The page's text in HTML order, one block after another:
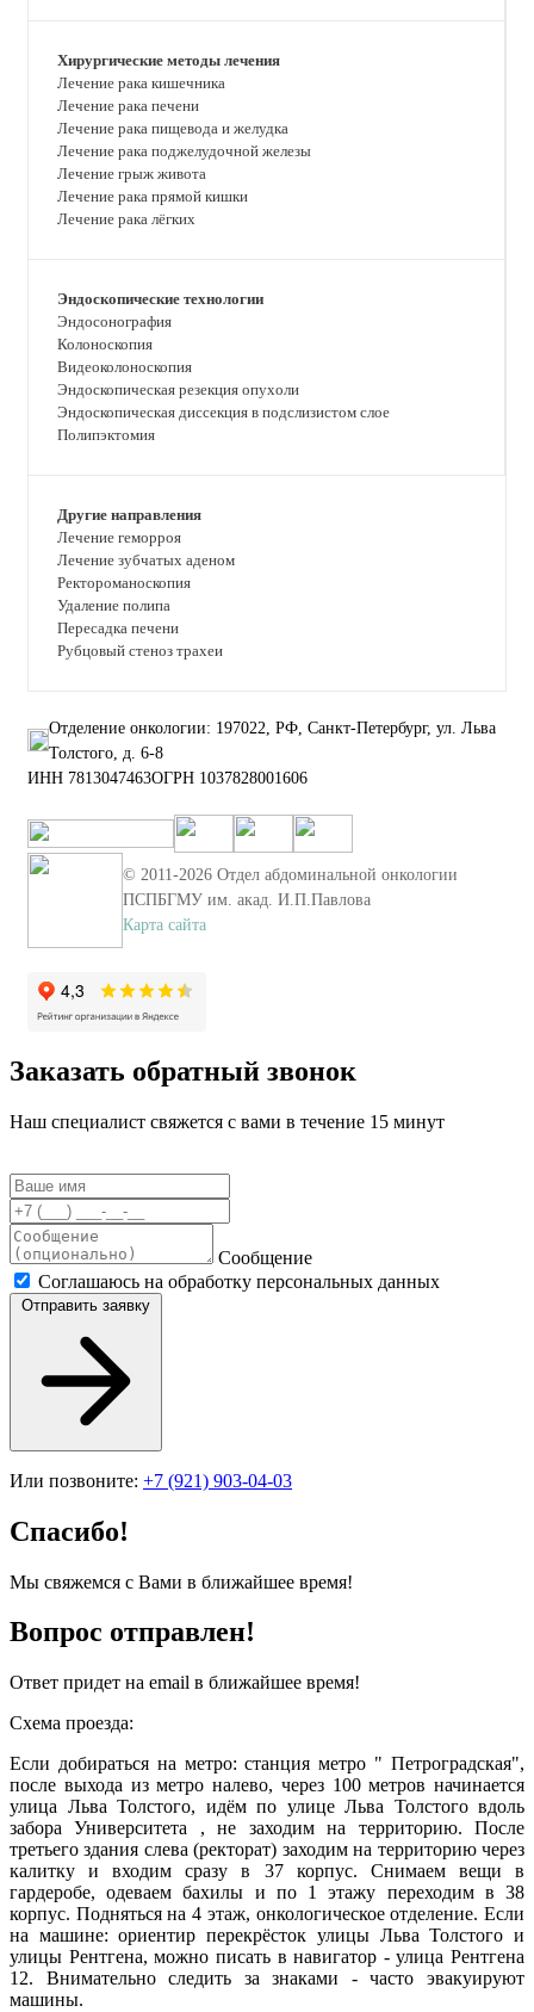
Хирургические методы лечения
Лечение рака кишечника
Лечение рака печени
Лечение рака пищевода и желудка
Лечение рака поджелудочной железы
Лечение грыж живота
Лечение рака прямой кишки
Лечение рака лёгких
Эндоскопические технологии
Эндосонография
Колоноскопия
Видеоколоноскопия
Эндоскопическая резекция опухоли
Эндоскопическая диссекция в подслизистом слое
Полипэктомия
Другие направления
Лечение геморроя
Лечение зубчатых аденом
Ректороманоскопия
Удаление полипа
Пересадка печени
Рубцовый стеноз трахеи
Отделение онкологии: 197022, РФ, Санкт-Петербург, ул. Льва
Толстого, д. 6-8
ИНН 7813047463ОГРН 1037828001606
© 2011-2026 Отдел абдоминальной онкологии
ПСПБГМУ им. акад. И.П.Павлова
Карта сайта
Заказать обратный звонок
Наш специалист свяжется с вами в течение 15 минут
Сообщение
Соглашаюсь на обработку персональных данных
Отправить заявку
Или позвоните: +7 (921) 903-04-03
Спасибо!
Мы свяжемся с Вами в ближайшее время!
Вопрос отправлен!
Ответ придет на email в ближайшее время!
Схема проезда:
Если добираться на метро: станция метро " Петроградская",
после выхода из метро налево, через 100 метров начинается
улица Льва Толстого, идём по улице Льва Толстого вдоль
забора Университета , не заходим на территорию. После
третьего здания слева (ректорат) заходим на территорию через
калитку и входим сразу в 37 корпус. Снимаем вещи в
гардеробе, одеваем бахилы и по 1 этажу переходим в 38
корпус. Подняться на 4 этаж, онкологическое отделение. Если
на машине: ориентир перекрёсток улицы Льва Толстого и
улицы Рентгена, можно писать в навигатор - улица Рентгена
12. Внимательно следить за знаками - часто эвакуируют
машины.